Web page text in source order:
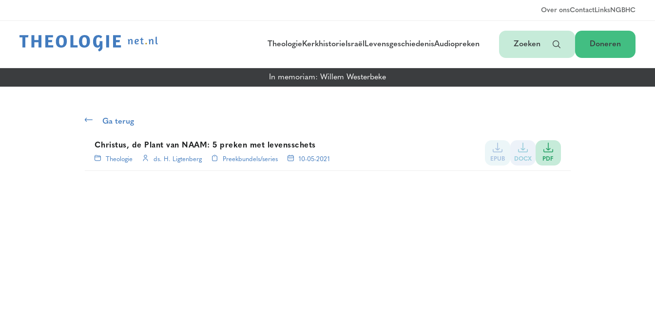
Over onsContactLinksNGBHC
Theologie Kerkhistorie Israël LevensgeschiedenisAudiopreken Zoeken Doneren
In memoriam: Willem Westerbeke
Ga terug
Christus, de Plant van NAAM: 5 preken met levensschets
Theologie ds. H. Ligtenberg Preekbundels/series 10-05-2021 EPUB DOCX PDF